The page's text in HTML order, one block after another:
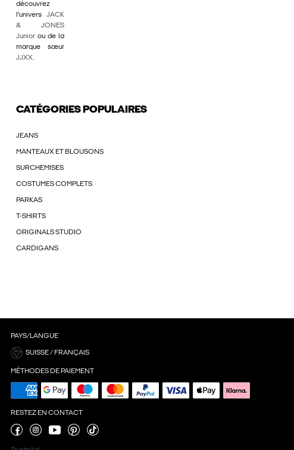
découvrez
l'univers JACK
& JONES
Junior ou de la
marque sœur
JJXX.
CATÉGORIES POPULAIRES
JEANS
MANTEAUX ET BLOUSONS
SURCHEMISES
COSTUMES COMPLETS
PARKAS
T-SHIRTS
ORIGINALS STUDIO
CARDIGANS
PAYS/LANGUE
SUISSE / FRANÇAIS
MÉTHODES DE PAIEMENT
RESTEZ EN CONTACT